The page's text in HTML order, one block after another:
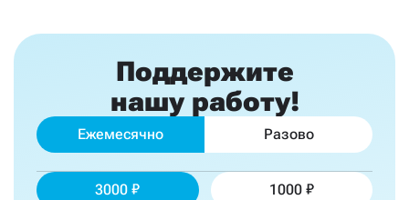
Поддержите
нашу работу!
Ежемесячно Разово
3000 1000